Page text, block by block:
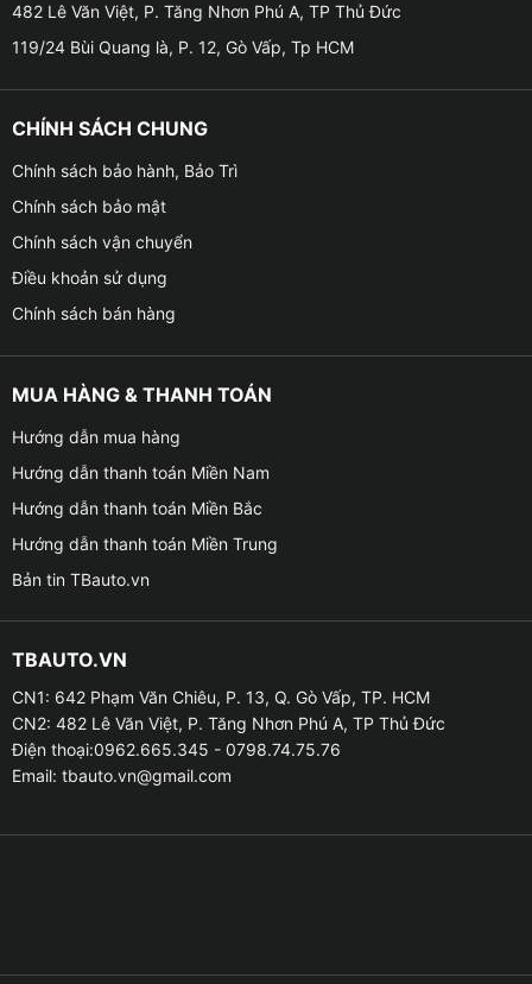
‐ Toyota: Hiace, Fortuner, Land Cruiser
| Xem thêm:Bơm Lốp Điện Tử Đa Năng VIETMAP P01 PLUS
gì ?
✦ Ắc quy GS NS70L là loại bình ắc quy nước, được
chia thành các ngăn, mỗi ngăn của ắc quy được liên
kết với nhau để tạo ra nguồn điện ổn định, mạnh mẽ
482 Lê Văn Việt, P. Tăng Nhơn Phú A, TP Thủ Đức
119/24 Bùi Quang là, P. 12, Gò Vấp, Tp HCM
CHÍNH SÁCH CHUNG
Chính sách bảo hành, Bảo Trì
Chính sách bảo mật
Chính sách vận chuyển
Điều khoản sử dụng
Chính sách bán hàng
MUA HÀNG & THANH TOÁN
Hướng dẫn mua hàng
Hướng dẫn thanh toán Miền Nam
Hướng dẫn thanh toán Miền Bắc
Hướng dẫn thanh toán Miền Trung
Bản tin TBauto.vn
TBAUTO.VN
CN1: 642 Phạm Văn Chiêu, P. 13, Q. Gò Vấp, TP. HCM
CN2: 482 Lê Văn Việt, P. Tăng Nhơn Phú A, TP Thủ Đức
Điện thoại:0962.665.345 - 0798.74.75.76
Email: tbauto.vn@gmail.com